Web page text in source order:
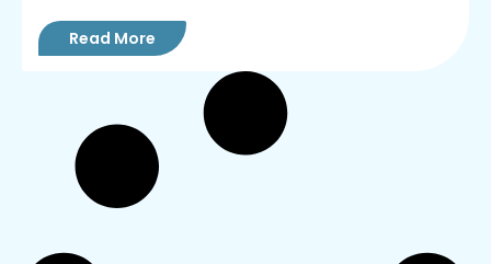
Read More